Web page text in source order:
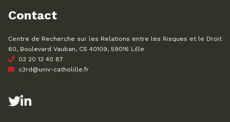
Contact
Centre de Recherche sur les Relations entre les Risques et le Droit
60, Boulevard Vauban, CS 40109, 59016 Lille
03 20 13 40 87
c3rd@univ-catholille.fr